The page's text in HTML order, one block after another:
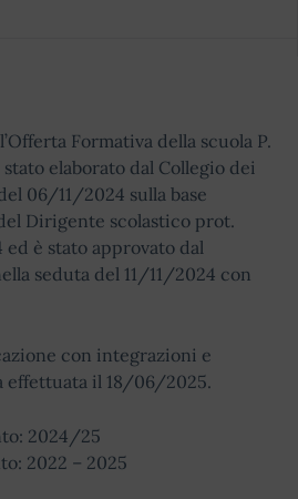
Formativa della scuola P.
stato elaborato dal Collegio dei
06/11/2024 sulla base
Dirigente scolastico prot.
è stato approvato dal
seduta del 11/11/2024 con
con integrazioni e
effettuata il 18/06/2025.
2024/25
2022 – 2025